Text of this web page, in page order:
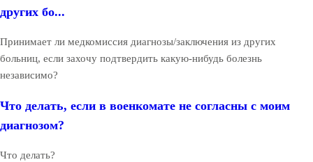
других бо...
Принимает ли медкомиссия диагнозы/заключения из других
больниц, если захочу подтвердить какую-нибудь болезнь
независимо?
Что делать, если в военкомате не согласны с моим
диагнозом?
Что делать?